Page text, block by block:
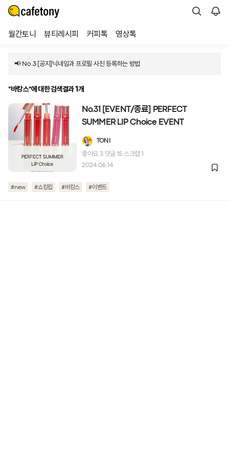
월간토니 뷰티레시피 커피톡 영상톡
📢 No.3 [공지]닉네임과 프로필 사진 등록하는 방법
"바캉스"에 대한 검색결과 1개
No.31 [EVENT/종료] PERFECT
SUMMER LIP Choice EVENT
TONI
좋아요 3 댓글 15 스크랩 1
2024.06.14
#new #쇼킹립 #바캉스 #이벤트